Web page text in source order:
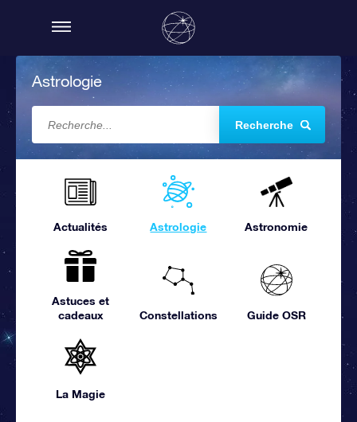
Astrologie
Recherche
Actualités Astrologie Astronomie
Astuces et
cadeaux
Constellations Guide OSR
La Magie